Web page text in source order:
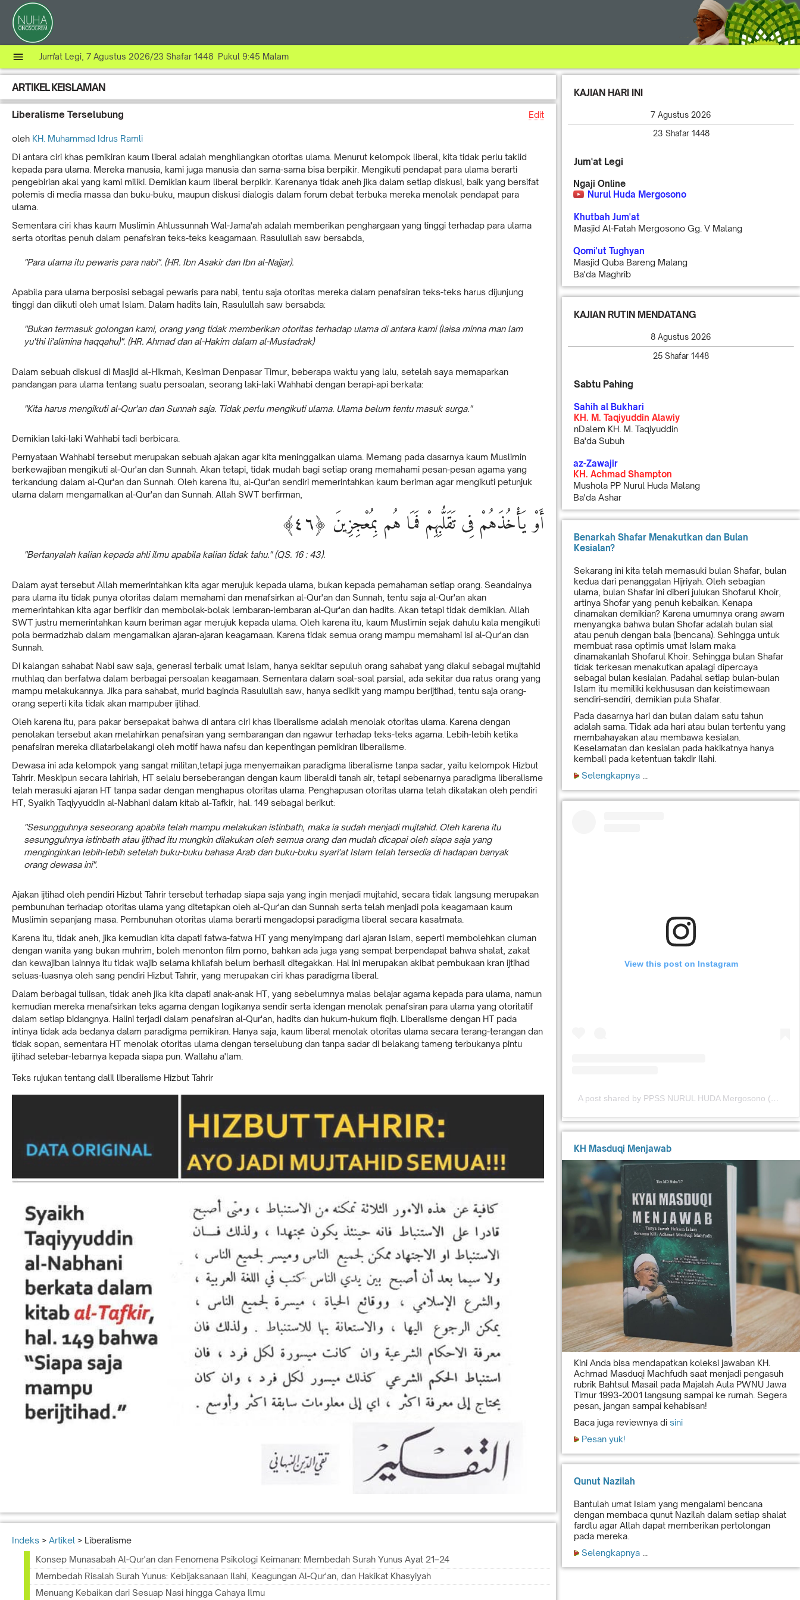
Jum'at Legi, 7 Agustus 2026/23 Shafar 1448 Pukul 9:45 Malam
ARTIKEL KEISLAMAN
Edit
Liberalisme Terselubung
oleh KH. Muhammad Idrus Ramli
Di antara ciri khas pemikiran kaum liberal adalah menghilangkan otoritas ulama. Menurut kelompok liberal, kita tidak perlu taklid
kepada para ulama. Mereka manusia, kami juga manusia dan sama-sama bisa berpikir. Mengikuti pendapat para ulama berarti
pengebirian akal yang kami miliki. Demikian kaum liberal berpikir. Karenanya tidak aneh jika dalam setiap diskusi, baik yang bersifat
polemis di media massa dan buku-buku, maupun diskusi dialogis dalam forum debat terbuka mereka menolak pendapat para
ulama.
Sementara ciri khas kaum Muslimin Ahlussunnah Wal-Jama'ah adalah memberikan penghargaan yang tinggi terhadap para ulama
serta otoritas penuh dalam penafsiran teks-teks keagamaan. Rasulullah saw bersabda,
"Para ulama itu pewaris para nabi". (HR. Ibn Asakir dan Ibn al-Najjar).
Apabila para ulama berposisi sebagai pewaris para nabi, tentu saja otoritas mereka dalam penafsiran teks-teks harus dijunjung
tinggi dan diikuti oleh umat Islam. Dalam hadits lain, Rasulullah saw bersabda:
"Bukan termasuk golongan kami, orang yang tidak memberikan otoritas terhadap ulama di antara kami (laisa minna man lam
yu'thi li'alimina haqqahu)". (HR. Ahmad dan al-Hakim dalam al-Mustadrak)
Dalam sebuah diskusi di Masjid al-Hikmah, Kesiman Denpasar Timur, beberapa waktu yang lalu, setelah saya memaparkan
pandangan para ulama tentang suatu persoalan, seorang laki-laki Wahhabi dengan berapi-api berkata:
"Kita harus mengikuti al-Qur'an dan Sunnah saja. Tidak perlu mengikuti ulama. Ulama belum tentu masuk surga."
Demikian laki-laki Wahhabi tadi berbicara.
Pernyataan Wahhabi tersebut merupakan sebuah ajakan agar kita meninggalkan ulama. Memang pada dasarnya kaum Muslimin
berkewajiban mengikuti al-Qur'an dan Sunnah. Akan tetapi, tidak mudah bagi setiap orang memahami pesan-pesan agama yang
terkandung dalam al-Qur'an dan Sunnah. Oleh karena itu, al-Qur'an sendiri memerintahkan kaum beriman agar mengikuti petunjuk
ulama dalam mengamalkan al-Qur'an dan Sunnah. Allah SWT berfirman,
أَوْ يَأْخُذَهُمْ فِى تَقَلُّبِهِمْ فَمَا هُم بِمُعْجِزِينَ ﴿٤٦﴾
"Bertanyalah kalian kepada ahli ilmu apabila kalian tidak tahu." (QS. 16 : 43).
Dalam ayat tersebut Allah memerintahkan kita agar merujuk kepada ulama, bukan kepada pemahaman setiap orang. Seandainya
para ulama itu tidak punya otoritas dalam memahami dan menafsirkan al-Qur'an dan Sunnah, tentu saja al-Qur'an akan
memerintahkan kita agar berfikir dan membolak-bolak lembaran-lembaran al-Qur'an dan hadits. Akan tetapi tidak demikian. Allah
SWT justru memerintahkan kaum beriman agar merujuk kepada ulama. Oleh karena itu, kaum Muslimin sejak dahulu kala mengikuti
pola bermadzhab dalam mengamalkan ajaran-ajaran keagamaan. Karena tidak semua orang mampu memahami isi al-Qur'an dan
Sunnah.
Di kalangan sahabat Nabi saw saja, generasi terbaik umat Islam, hanya sekitar sepuluh orang sahabat yang diakui sebagai mujtahid
muthlaq dan berfatwa dalam berbagai persoalan keagamaan. Sementara dalam soal-soal parsial, ada sekitar dua ratus orang yang
mampu melakukannya. Jika para sahabat, murid baginda Rasulullah saw, hanya sedikit yang mampu berijtihad, tentu saja orang-
orang seperti kita tidak akan mampuber ijtihad.
Oleh karena itu, para pakar bersepakat bahwa di antara ciri khas liberalisme adalah menolak otoritas ulama. Karena dengan
penolakan tersebut akan melahirkan penafsiran yang sembarangan dan ngawur terhadap teks-teks agama. Lebih-lebih ketika
penafsiran mereka dilatarbelakangi oleh motif hawa nafsu dan kepentingan pemikiran liberalisme.
Dewasa ini ada kelompok yang sangat militan,tetapi juga menyemaikan paradigma liberalisme tanpa sadar, yaitu kelompok Hizbut
Tahrir. Meskipun secara lahiriah, HT selalu berseberangan dengan kaum liberaldi tanah air, tetapi sebenarnya paradigma liberalisme
telah merasuki ajaran HT tanpa sadar dengan menghapus otoritas ulama. Penghapusan otoritas ulama telah dikatakan oleh pendiri
HT, Syaikh Taqiyyuddin al-Nabhani dalam kitab al-Tafkir, hal. 149 sebagai berikut:
"Sesungguhnya seseorang apabila telah mampu melakukan istinbath, maka ia sudah menjadi mujtahid. Oleh karena itu
sesungguhnya istinbath atau ijtihad itu mungkin dilakukan oleh semua orang dan mudah dicapai oleh siapa saja yang
menginginkan lebih-lebih setelah buku-buku bahasa Arab dan buku-buku syari'at Islam telah tersedia di hadapan banyak
orang dewasa ini".
Ajakan ijtihad oleh pendiri Hizbut Tahrir tersebut terhadap siapa saja yang ingin menjadi mujtahid, secara tidak langsung merupakan
pembunuhan terhadap otoritas ulama yang ditetapkan oleh al-Qur'an dan Sunnah serta telah menjadi pola keagamaan kaum
Muslimin sepanjang masa. Pembunuhan otoritas ulama berarti mengadopsi paradigma liberal secara kasatmata.
Karena itu, tidak aneh, jika kemudian kita dapati fatwa-fatwa HT yang menyimpang dari ajaran Islam, seperti membolehkan ciuman
dengan wanita yang bukan muhrim, boleh menonton film porno, bahkan ada juga yang sempat berpendapat bahwa shalat, zakat
dan kewajiban lainnya itu tidak wajib selama khilafah belum berhasil ditegakkan. Hal ini merupakan akibat pembukaan kran ijtihad
seluas-luasnya oleh sang pendiri Hizbut Tahrir, yang merupakan ciri khas paradigma liberal.
Dalam berbagai tulisan, tidak aneh jika kita dapati anak-anak HT, yang sebelumnya malas belajar agama kepada para ulama, namun
kemudian mereka menafsirkan teks agama dengan logikanya sendir serta idengan menolak penafsiran para ulama yang otoritatif
dalam setiap bidangnya. Halini terjadi dalam penafsiran al-Qur'an, hadits dan hukum-hukum fiqih. Liberalisme dengan HT pada
intinya tidak ada bedanya dalam paradigma pemikiran. Hanya saja, kaum liberal menolak otoritas ulama secara terang-terangan dan
tidak sopan, sementara HT menolak otoritas ulama dengan terselubung dan tanpa sadar di belakang tameng terbukanya pintu
ijtihad selebar-lebarnya kepada siapa pun. Wallahu a'lam.
Teks rujukan tentang dalil liberalisme Hizbut Tahrir
Indeks > Artikel > Liberalisme
Konsep Munasabah Al-Qur'an dan Fenomena Psikologi Keimanan: Membedah Surah Yunus Ayat 21–24
Membedah Risalah Surah Yunus: Kebijaksanaan Ilahi, Keagungan Al-Qur'an, dan Hakikat Khasyiyah
Menuang Kebaikan dari Sesuap Nasi hingga Cahaya Ilmu
KAJIAN HARI INI
7 Agustus 2026
23 Shafar 1448
Jum'at Legi
Ngaji Online
Nurul Huda Mergosono
Khutbah Jum'at
Masjid Al-Fatah Mergosono Gg. V Malang
Qomi'ut Tughyan
Masjid Quba Bareng Malang
Ba'da Maghrib
KAJIAN RUTIN MENDATANG
8 Agustus 2026
25 Shafar 1448
Sabtu Pahing
Sahih al Bukhari
KH. M. Taqiyuddin Alawiy
nDalem KH. M. Taqiyuddin
Ba'da Subuh
az-Zawajir
KH. Achmad Shampton
Mushola PP Nurul Huda Malang
Ba'da Ashar
Benarkah Shafar Menakutkan dan Bulan
Kesialan?
Sekarang ini kita telah memasuki bulan Shafar, bulan
kedua dari penanggalan Hijriyah. Oleh sebagian
ulama, bulan Shafar ini diberi julukan Shofarul Khoir,
artinya Shofar yang penuh kebaikan. Kenapa
dinamakan demikian? Karena umumnya orang awam
menyangka bahwa bulan Shofar adalah bulan sial
atau penuh dengan bala (bencana). Sehingga untuk
membuat rasa optimis umat Islam maka
dinamakanlah Shofarul Khoir. Sehingga bulan Shafar
tidak terkesan menakutkan apalagi dipercaya
sebagai bulan kesialan. Padahal setiap bulan-bulan
Islam itu memiliki kekhususan dan keistimewaan
sendiri-sendiri, demikian pula Shafar.
Pada dasarnya hari dan bulan dalam satu tahun
adalah sama. Tidak ada hari atau bulan tertentu yang
membahayakan atau membawa kesialan.
Keselamatan dan kesialan pada hakikatnya hanya
kembali pada ketentuan takdir Ilahi.
Selengkapnya
View this post on Instagram
KH Masduqi Menjawab
Kini Anda bisa mendapatkan koleksi jawaban KH.
Achmad Masduqi Machfudh saat menjadi pengasuh
rubrik Bahtsul Masail pada Majalah Aula PWNU Jawa
Timur 1993-2001 langsung sampai ke rumah. Segera
pesan, jangan sampai kehabisan!
Baca juga reviewnya disini
Pesan yuk!
Qunut Nazilah
Bantulah umat Islam yang mengalami bencana
dengan membaca qunut Nazilah dalam setiap shalat
fardlu agar Allah dapat memberikan pertolongan
pada mereka.
Selengkapnya